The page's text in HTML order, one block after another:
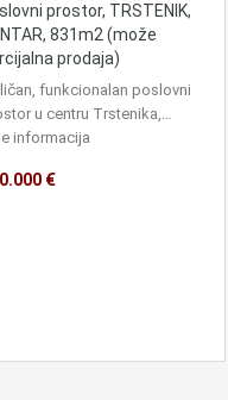
prostor, TRSTENIK,
831m2 (može
prodaja)
funkcionalan poslovni
u centru Trstenika,…
informacija
€